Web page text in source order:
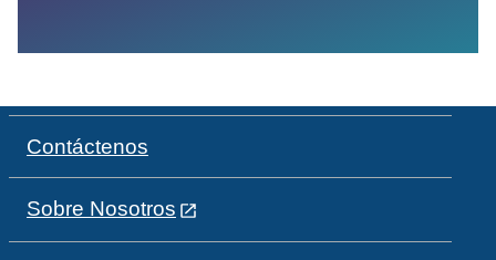
Contáctenos
Sobre Nosotros